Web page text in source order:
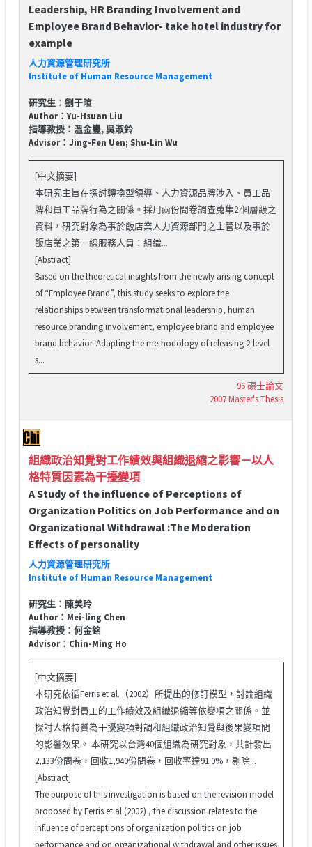
Leadership, HR Branding Involvement and
Employee Brand Behavior- take hotel industry for
example
人力資源管理研究所
Institute of Human Resource Management
研究生：劉于暄
Author：Yu-Hsuan Liu
指導教授：溫金豐, 吳淑鈴
Advisor：Jing-Fen Uen; Shu-Lin Wu
[中文摘要]
本研究主旨在探討轉換型領導、人力資源品牌涉入、員工品
牌和員工品牌行為之關係。採用兩份問卷調查蒐集2 個層級之
資料，研究對象為事於飯店業人力資源部門之主管以及事於
飯店業之第一線服務人員：組織...
[Abstract]
Based on the theoretical insights from the newly arising concept
of “Employee Brand”, this study seeks to explore the
relationships between transformational leadership, human
resource branding involvement, employee brand and employee
brand behavior. Adapting the methodology of releasing 2-level
s...
96 碩士論文
2007 Master's Thesis
組織政治知覺對工作績效與組織退縮之影響－以人
格特質因素為干擾變項
A Study of the influence of Perceptions of
Organization Politics on Job Performance and on
Organizational Withdrawal :The Moderation
Effects of personality
人力資源管理研究所
Institute of Human Resource Management
研究生：陳美玲
Author：Mei-ling Chen
指導教授：何金銘
Advisor：Chin-Ming Ho
[中文摘要]
本研究依循Ferris et al.（2002）所提出的修訂模型，討論組織
政治知覺對員工的工作績效及組織退縮等依變項之關係。並
探討人格特質為干擾變項對調和組織政治知覺與後果變項間
的影響效果。 本研究以台灣40個組織為研究對象，共計發出
2,133份問卷，回收1,940份問卷，回收率達91.0%，剔除...
[Abstract]
The purpose of this investigation is based on the revision model
proposed by Ferris et al.(2002) , the discussion relates to the
influence of perceptions of organization politics on job
performance and on organizational withdrawal and other issues